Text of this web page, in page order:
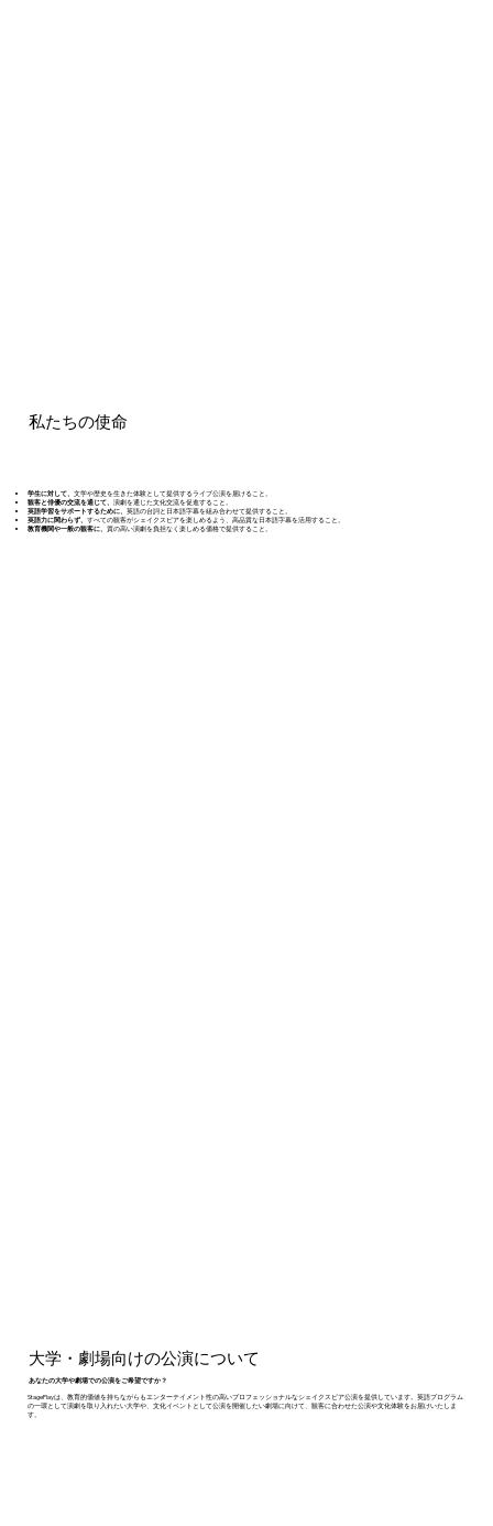
私たちの使命
学生に対して、文学や歴史を生きた体験として提供するライブ公演を届けること。
観客と俳優の交流を通じて、演劇を通じた文化交流を促進すること。
英語学習をサポートするために、英語の台詞と日本語字幕を組み合わせて提供すること。
英語力に関わらず、すべての観客がシェイクスピアを楽しめるよう、高品質な日本語字幕を活用すること。
教育機関や一般の観客に、質の高い演劇を負担なく楽しめる価格で提供すること。
大学・劇場向けの公演について
あなたの大学や劇場での公演をご希望ですか？
StagePlayは、教育的価値を持ちながらもエンターテイメント性の高いプロフェッショナルなシェイクスピア公演を提供しています。英語プログラム
の一環として演劇を取り入れたい大学や、文化イベントとして公演を開催したい劇場に向けて、観客に合わせた公演や文化体験をお届けいたしま
す。